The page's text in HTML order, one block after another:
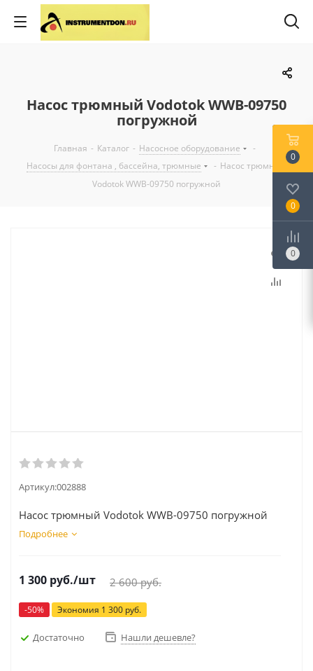
Насос трюмный Vodotok WWB-09750
погружной
Главная - Каталог - Насосное оборудование
-
Насосы для фонтана , бассейна, трюмные
- Насос трюмный
Vodotok WWB-09750 погружной
Артикул:002888
Насос трюмный Vodotok WWB-09750 погружной
Подробнее
1 300 руб./шт 2 600руб.
-50% Экономия 1 300 руб.
Достаточно Нашли дешевле?
0
0
0